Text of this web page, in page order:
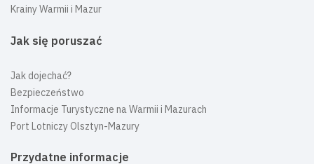
Krainy Warmii i Mazur
Jak się poruszać
Jak dojechać?
Bezpieczeństwo
Informacje Turystyczne na Warmii i Mazurach
Port Lotniczy Olsztyn-Mazury
Przydatne informacje